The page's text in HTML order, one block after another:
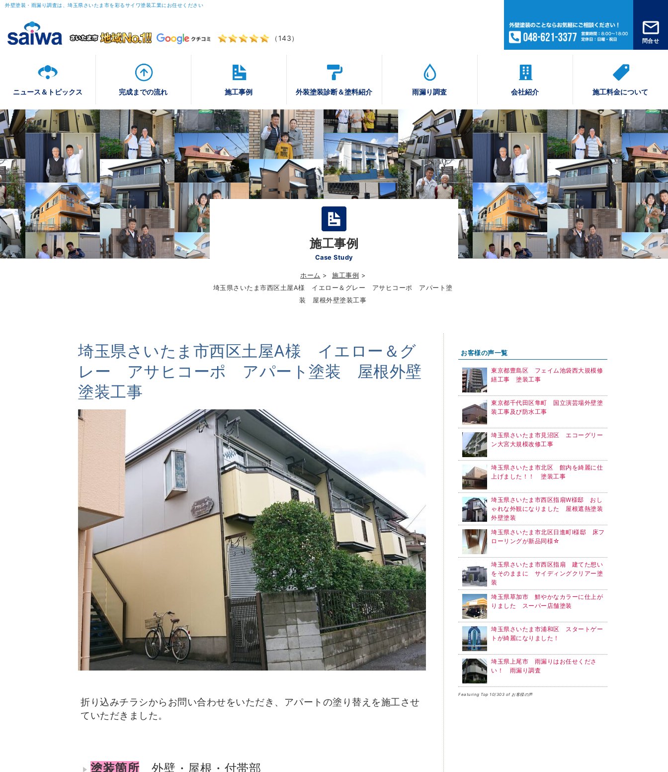
外壁塗装・雨漏り調査は、埼玉県さいたま市を彩るサイワ塗装工業にお任せください
（143） 問合せ
ニュース＆トピックス 完成までの流れ 施工事例 外装塗装診断＆塗料紹介 雨漏り調査 会社紹介 施工料金について
施工事例
Case Study
ホーム
施工事例
埼玉県さいたま市西区土屋A様 イエロー＆グレー アサヒコーポ アパート塗
装 屋根外壁塗装工事
埼玉県さいたま市西区土屋A様 イエロー＆グ
レー アサヒコーポ アパート塗装 屋根外壁
塗装工事
折り込みチラシからお問い合わせをいただき、
アパートの塗り替えを施工させ
ていただきました。
塗装箇所
外壁・屋根・付帯部
お客様の声一覧
東京都豊島区 フェイム池袋西大規模修
繕工事 塗装工事
東京都千代田区隼町 国立演芸場外壁塗
装工事及び防水工事
埼玉県さいたま市見沼区 エコーグリー
ン大宮大規模改修工事
埼玉県さいたま市北区 館内を綺麗に仕
上げました！！ 塗装工事
埼玉県さいたま市西区指扇W様邸 おし
ゃれな外観になりました 屋根遮熱塗装
外壁塗装
埼玉県さいたま市北区日進町I様邸 床フ
ローリングが新品同様☆
埼玉県さいたま市西区指扇 建てた想い
をそのままに サイディングクリアー塗
装
埼玉県草加市 鮮やかなカラーに仕上が
りました スーパー店舗塗装
埼玉県さいたま市浦和区 スタートゲー
トが綺麗になりました！
埼玉県上尾市 雨漏りはお任せくださ
い！ 雨漏り調査
Featuring Top 10/303 of お客様の声